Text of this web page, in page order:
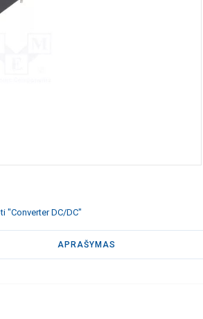
"Converter DC/DC"
APRAŠYMAS